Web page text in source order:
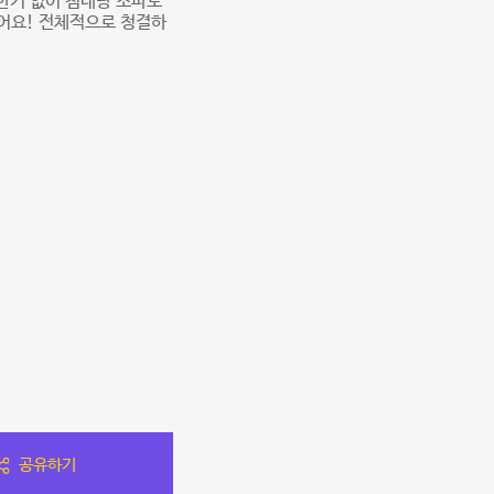
요! 전체적으로 청결하
공유하기